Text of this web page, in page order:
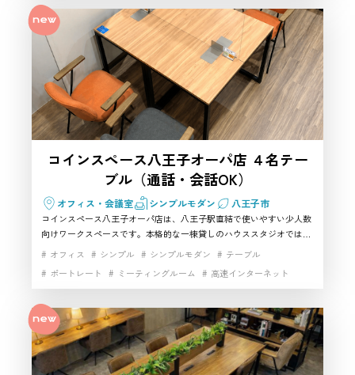
高速インターネット
コインスペース八王子オーパ店 ４名テー
ブル（通話・会話OK）
オフィス・会議室 シンプルモダン 八王子市
コインスペース八王子オーパ店は、八王子駅直結で使いやすい少人数
向けワークスペースです。本格的な一棟貸しのハウススタジオではあ
りませんが、八王子市で撮影スタジオを探す際の打ち合わせや簡易収
録、撮影前後の作業場所として便利に活用できます。Wi-Fiや電源も
あり、駅近で短時間利用しやすいため、八王子市周辺のハウススタジ
オ利用と組み合わせたい方にもおすすめです。
オフィス シンプル シンプルモダン
テーブル
ポートレート
ミーティングルーム 高速インターネット